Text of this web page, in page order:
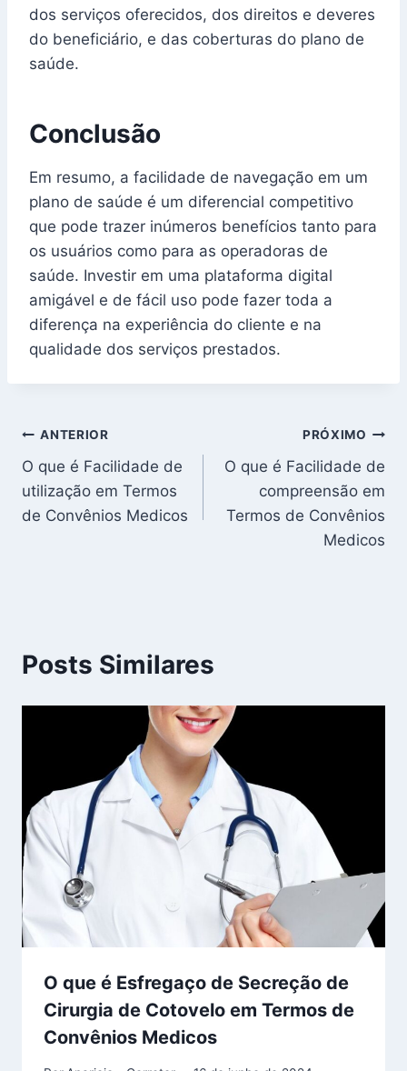
dos serviços oferecidos, dos direitos e deveres
do beneficiário, e das coberturas do plano de
saúde.
Conclusão
Em resumo, a facilidade de navegação em um
plano de saúde é um diferencial competitivo
que pode trazer inúmeros benefícios tanto para
os usuários como para as operadoras de
saúde. Investir em uma plataforma digital
amigável e de fácil uso pode fazer toda a
diferença na experiência do cliente e na
qualidade dos serviços prestados.
Navegação
de
Post
ANTERIOR
O que é Facilidade de
utilização em Termos
de Convênios Medicos
PRÓXIMO
O que é Facilidade de
compreensão em
Termos de Convênios
Medicos
Posts Similares
O que é Esfregaço de Secreção de
Cirurgia de Cotovelo em Termos de
Convênios Medicos